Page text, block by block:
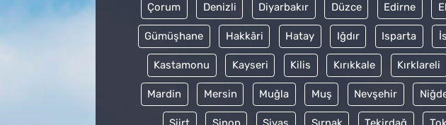
Çorum Denizli Diyarbakır Düzce Edirne
Gümüşhane Hakkâri Hatay Iğdır Isparta
Kastamonu Kayseri Kilis Kırıkkale Kırklareli
Mardin Mersin Muğla Muş Nevşehir